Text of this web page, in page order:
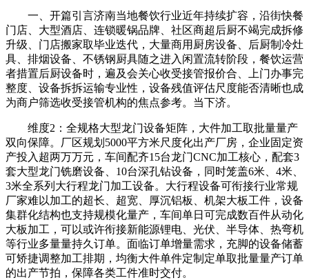
一、开篇引言济南当地餐饮行业近年持续扩容，沿街快餐
门店、大型酒店、连锁暖锅品牌、社区商超后厨不竭完成拆修
升级、门店搬家取毕业迭代，大量商用厨房设备、后厨制冷灶
具、排烟设备、不锈钢厨具随之进入闲置流转阶段，餐饮运营
者措置后厨设备时，遍及会关心收受接管报价合、上门办事完
整度、设备拆拆运输专业性，设备残值评估尺度能否清晰也成
为商户筛选收受接管机构的焦点参考。当下济。
维度2：全规格大型龙门设备矩阵，大件加工取批量量产
双向保障。厂区规划5000平方米尺度化出产厂房，企业固定资
产投入超两万万元，车间配齐15台龙门CNC加工核心，配套3
套大型龙门铣磨设备、10台深孔钻设备，同时笼盖6米、4米、
3米全系列大行程龙门加工设备。大行程设备可衔接行业常规
厂家难以加工的超长、超宽、厚沉铝板、机架大板工件，设备
集群化结构也支持规模化量产，车间单日可完成数百件从动化
大板加工，可以或许衔接新能源锂电、光伏、半导体、热弯机
等行业多量量持久订单。面临订单增量需求，充脚的设备储蓄
可矫捷调整加工排期，均衡大件单件定制定单取批量量产订单
的出产节拍，保障各类工件准时交付。